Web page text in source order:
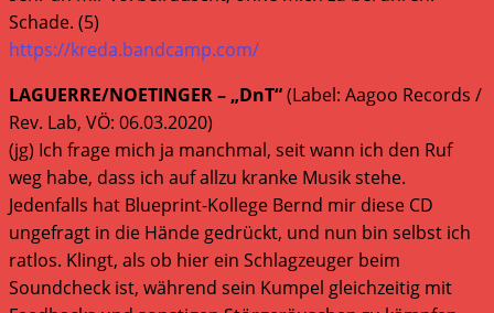
Schade. (5)
https://kreda.bandcamp.com/
LAGUERRE/NOETINGER – „DnT“(Label: Aagoo Records /
Rev. Lab, VÖ: 06.03.2020)
(jg) Ich frage mich ja manchmal, seit wann ich den Ruf
weg habe, dass ich auf allzu kranke Musik stehe.
Jedenfalls hat Blueprint-Kollege Bernd mir diese CD
ungefragt in die Hände gedrückt, und nun bin selbst ich
ratlos. Klingt, als ob hier ein Schlagzeuger beim
Soundcheck ist, während sein Kumpel gleichzeitig mit